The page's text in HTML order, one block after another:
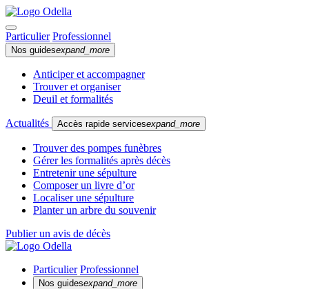
Particulier Professionnel
Nos guidesexpand_more
Anticiper et accompagner
Trouver et organiser
Deuil et formalités
Actualités Accès rapide servicesexpand_more
Trouver des pompes funèbres
Gérer les formalités après décès
Entretenir une sépulture
Composer un livre d’or
Localiser une sépulture
Planter un arbre du souvenir
Publier un avis de décès
Particulier Professionnel
Nos guidesexpand_more